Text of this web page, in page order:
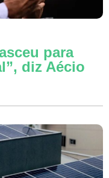
para
diz Aécio